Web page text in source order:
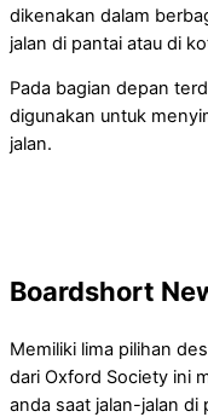
dikenakan dalam
jalan di pantai atau di
Pada bagian depan
digunakan untuk
jalan.
Boardshort
Memiliki lima pilihan
dari Oxford Society ini
anda saat jalan-jalan di